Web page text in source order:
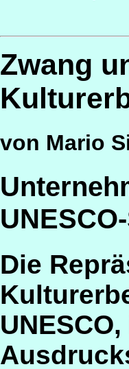
Zwang
von Mario
Die